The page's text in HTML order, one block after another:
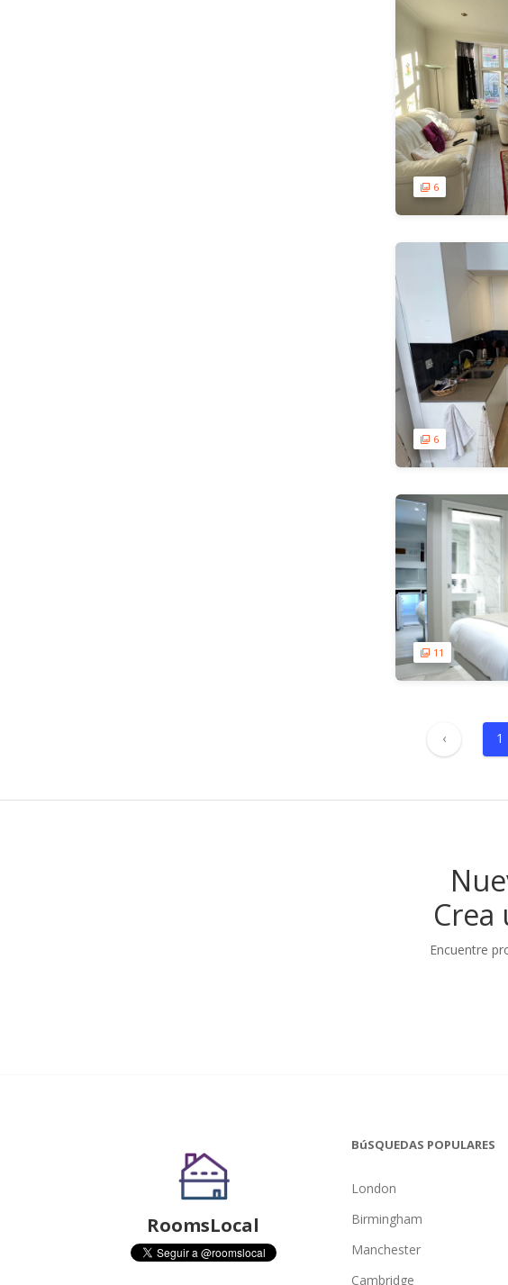
6
6
11
‹ 1
Crea
Encuentre
RoomsLocal
BúSQUEDAS POPULARES
London
Birmingham
Manchester
Cambridge